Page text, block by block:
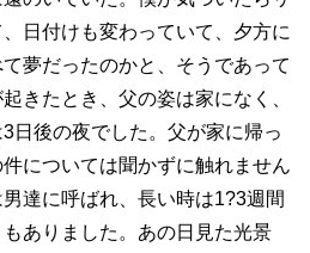
日付けも変わっていて、夕方に
夢だったのかと、そうであって
きたとき、父の姿は家になく、
日後の夜でした。父が家に帰っ
については聞かずに触れません
達に呼ばれ、長い時は1?3週間
ありました。あの日見た光景